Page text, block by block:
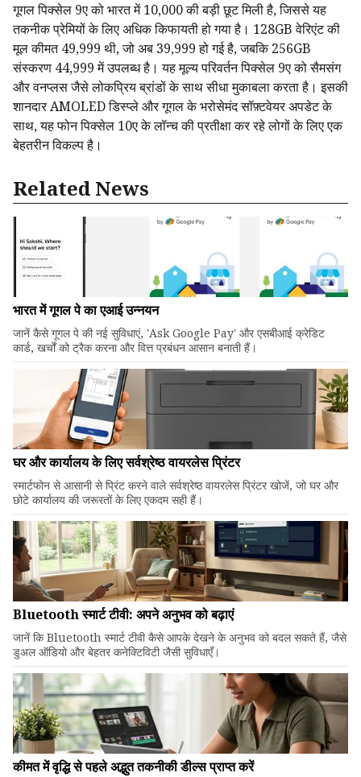
गूगल पिक्सेल 9ए को भारत में ₹10,000 की बड़ी छूट मिली है, जिससे यह
तकनीक प्रेमियों के लिए अधिक किफायती हो गया है। 128GB वेरिएंट की
मूल कीमत ₹49,999 थी, जो अब ₹39,999 हो गई है, जबकि 256GB
संस्करण ₹44,999 में उपलब्ध है। यह मूल्य परिवर्तन पिक्सेल 9ए को सैमसंग
और वनप्लस जैसे लोकप्रिय ब्रांडों के साथ सीधा मुकाबला करता है। इसकी
शानदार AMOLED डिस्प्ले और गूगल के भरोसेमंद सॉफ़्टवेयर अपडेट के
साथ, यह फोन पिक्सेल 10ए के लॉन्च की प्रतीक्षा कर रहे लोगों के लिए एक
बेहतरीन विकल्प है।
Related News
भारत में गूगल पे का एआई उन्नयन
जानें कैसे गूगल पे की नई सुविधाएं, 'Ask Google Pay' और एसबीआई क्रेडिट
कार्ड, खर्चों को ट्रैक करना और वित्त प्रबंधन आसान बनाती हैं।
घर और कार्यालय के लिए सर्वश्रेष्ठ वायरलेस प्रिंटर
स्मार्टफोन से आसानी से प्रिंट करने वाले सर्वश्रेष्ठ वायरलेस प्रिंटर खोजें, जो घर और
छोटे कार्यालय की जरूरतों के लिए एकदम सही हैं।
Bluetooth स्मार्ट टीवी: अपने अनुभव को बढ़ाएं
जानें कि Bluetooth स्मार्ट टीवी कैसे आपके देखने के अनुभव को बदल सकते हैं, जैसे
डुअल ऑडियो और बेहतर कनेक्टिविटी जैसी सुविधाएँ।
कीमत में वृद्धि से पहले अद्भुत तकनीकी डील्स प्राप्त करें